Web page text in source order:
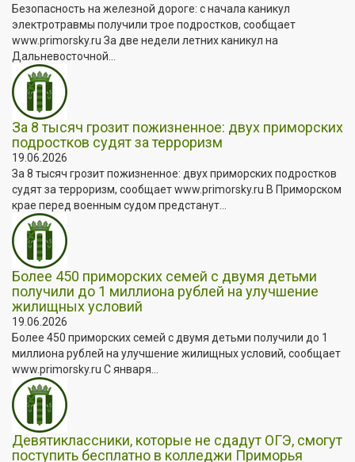
Безопасность на железной дороге: с начала каникул
электротравмы получили трое подростков, сообщает
www.primorsky.ru За две недели летних каникул на
Дальневосточной...
За 8 тысяч грозит пожизненное: двух приморских
подростков судят за терроризм
19.06.2026
За 8 тысяч грозит пожизненное: двух приморских подростков
судят за терроризм, сообщает www.primorsky.ru В Приморском
крае перед военным судом предстанут...
Более 450 приморских семей с двумя детьми
получили до 1 миллиона рублей на улучшение
жилищных условий
19.06.2026
Более 450 приморских семей с двумя детьми получили до 1
миллиона рублей на улучшение жилищных условий, сообщает
www.primorsky.ru С января...
Девятиклассники, которые не сдадут ОГЭ, смогут
поступить бесплатно в колледжи Приморья